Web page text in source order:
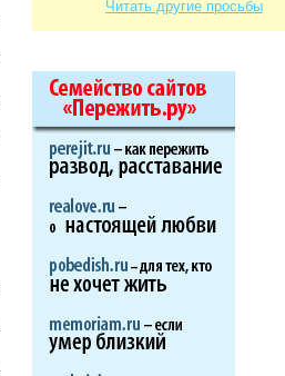
Читать другие просьбы